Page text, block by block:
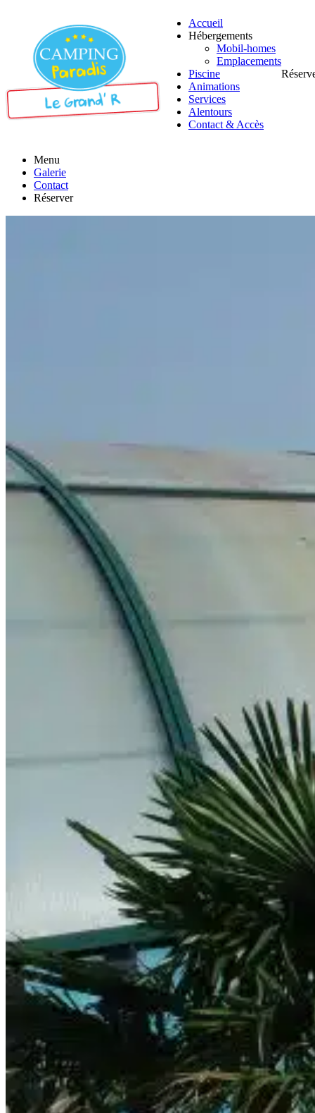
Accueil
Hébergements
Mobil-homes
Emplacements
Piscine
Animations
Services
Alentours
Contact & Accès
Menu
Galerie
Contact
Réserver